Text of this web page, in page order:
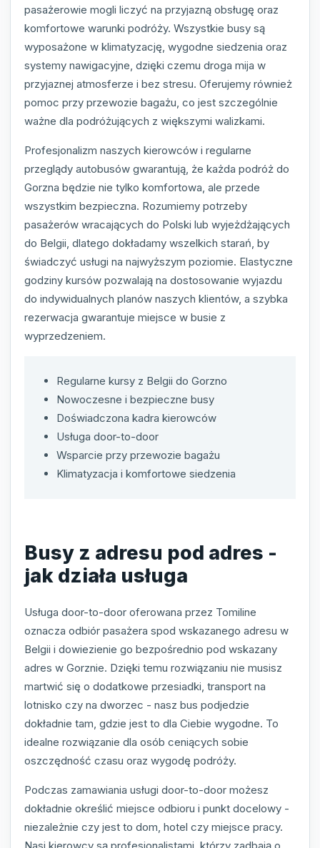
pasażerowie mogli liczyć na przyjazną obsługę oraz
komfortowe warunki podróży. Wszystkie busy są
wyposażone w klimatyzację, wygodne siedzenia oraz
systemy nawigacyjne, dzięki czemu droga mija w
przyjaznej atmosferze i bez stresu. Oferujemy również
pomoc przy przewozie bagażu, co jest szczególnie
ważne dla podróżujących z większymi walizkami.
Profesjonalizm naszych kierowców i regularne
przeglądy autobusów gwarantują, że każda podróż do
Gorzna będzie nie tylko komfortowa, ale przede
wszystkim bezpieczna. Rozumiemy potrzeby
pasażerów wracających do Polski lub wyjeżdżających
do Belgii, dlatego dokładamy wszelkich starań, by
świadczyć usługi na najwyższym poziomie. Elastyczne
godziny kursów pozwalają na dostosowanie wyjazdu
do indywidualnych planów naszych klientów, a szybka
rezerwacja gwarantuje miejsce w busie z
wyprzedzeniem.
Regularne kursy z Belgii do Gorzno
Nowoczesne i bezpieczne busy
Doświadczona kadra kierowców
Usługa door-to-door
Wsparcie przy przewozie bagażu
Klimatyzacja i komfortowe siedzenia
Busy z adresu pod adres -
jak działa usługa
Usługa door-to-door oferowana przez Tomiline
oznacza odbiór pasażera spod wskazanego adresu w
Belgii i dowiezienie go bezpośrednio pod wskazany
adres w Gorznie. Dzięki temu rozwiązaniu nie musisz
martwić się o dodatkowe przesiadki, transport na
lotnisko czy na dworzec - nasz bus podjedzie
dokładnie tam, gdzie jest to dla Ciebie wygodne. To
idealne rozwiązanie dla osób ceniących sobie
oszczędność czasu oraz wygodę podróży.
Podczas zamawiania usługi door-to-door możesz
dokładnie określić miejsce odbioru i punkt docelowy -
niezależnie czy jest to dom, hotel czy miejsce pracy.